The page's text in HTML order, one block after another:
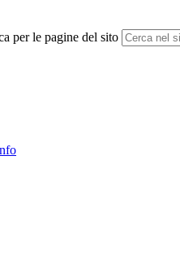
per le pagine del sito